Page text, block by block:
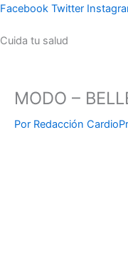
Ir
contenido
Facebook Twitter
Cuida tu salud
MODO –
Por Redacción